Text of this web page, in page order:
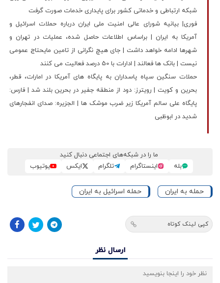
شبکه ارتباطی و خدماتی کشور برای پایداری خدمات صورت گرفت
فوری| بیانیه شورای عالی امنیت ملی ایران درباره حملات اسرائیل و
آمریکا به ایران | براساس اطلاعات حاصل شده، عملیات در تهران و
شهرها ادامه خواهد داشت | جای هیچ نگرانی از تامین مایحتاج عمومی
نیست | بانک ها فعالند | ادارات با 50 درصد فعالیت می کنند
حملات سنگین سپاه پاسداران به پایگاه های آمریکا در امارات، قطر،
بحرین و کویت | رویترز: دود از منطقه جفیر در بحرین بلند شد | فارس:
پایگاه علی سالم آمریکا زیر ضرب موشک ها | الجزیره: صدای انفجارهای
شدید در ابوظبی
ما را در شبکه‌های اجتماعی دنبال کنید
بله
اینستاگرام تلگرام ایکس یوتیوب
حمله به ایران حمله اسرائیل به ایران
کپی لینک کوتاه
ارسال نظر